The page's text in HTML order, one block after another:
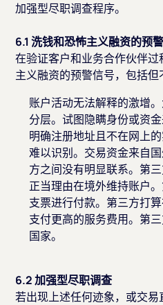
加强型尽职调查程序。
6.1 洗钱和恐怖主义融资的预
在验证客户和业务合作伙伴
主义融资的预警信号，包括但
账户活动无法解释的激增
分层。试图隐瞒身份或资
明确注册地址且不在网上
难以识别。交易资金来自
方之间没有明显联系。第
正当理由在境外维持账户
支票进行付款。第三方打
支付更高的服务费用。第
国家。
6.2 加强型尽职调查
若出现上述任何迹象，或交